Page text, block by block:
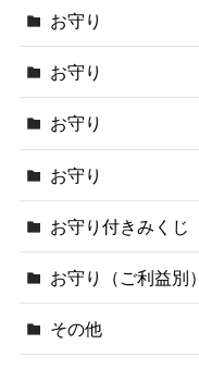
お守り
お守り
お守り
お守り
お守り付きみくじ
お守り（ご利益別）
その他